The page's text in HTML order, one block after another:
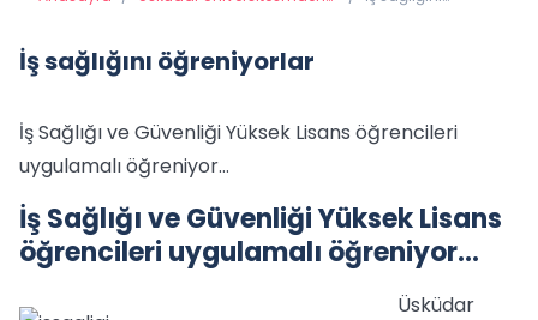
İş sağlığını öğreniyorlar
İş Sağlığı ve Güvenliği Yüksek Lisans öğrencileri
uygulamalı öğreniyor…
İş Sağlığı ve Güvenliği Yüksek Lisans
öğrencileri uygulamalı öğreniyor…
Üsküdar